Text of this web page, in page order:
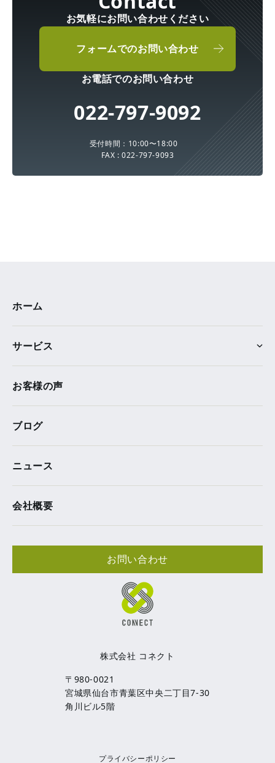
お気軽にお問い合わせください
フォームでのお問い合わせ
お電話でのお問い合わせ
022-797-9092
受付時間：10:00〜18:00
FAX : 022-797-9093
株式会社 コネクト
〒980-0021
宮城県仙台市青葉区中央二丁目7-30
角川ビル5階
ホーム
サービス
お客様の声
ブログ
ニュース
会社概要
お問い合わせ
プライバシーポリシー